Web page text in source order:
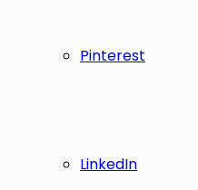
Pinterest
LinkedIn